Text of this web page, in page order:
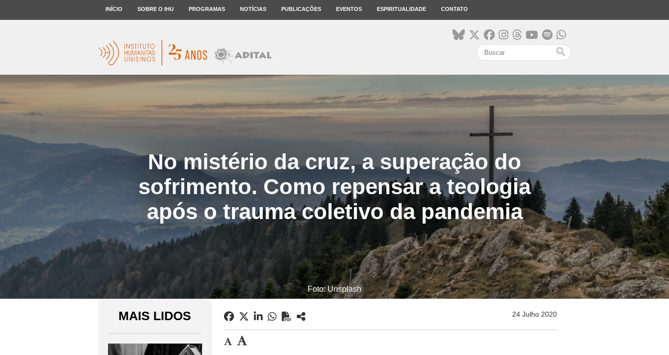
INÍCIO SOBRE O IHU PROGRAMAS NOTÍCIAS PUBLICAÇÕES EVENTOS ESPIRITUALIDADE CONTATO
search
No mistério da cruz, a superação do
sofrimento. Como repensar a teologia
após o trauma coletivo da pandemia
Foto: Unsplash
MAIS LIDOS 24 Julho 2020